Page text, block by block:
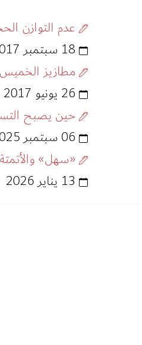
عدم التوازن
مطازيز
حين يصبح
«سهل»